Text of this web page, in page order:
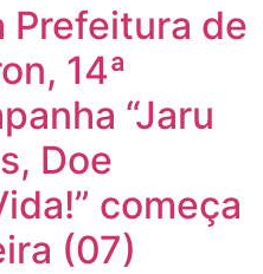
Prefeitura de
14ª
“Jaru
Doe
começa
(07)